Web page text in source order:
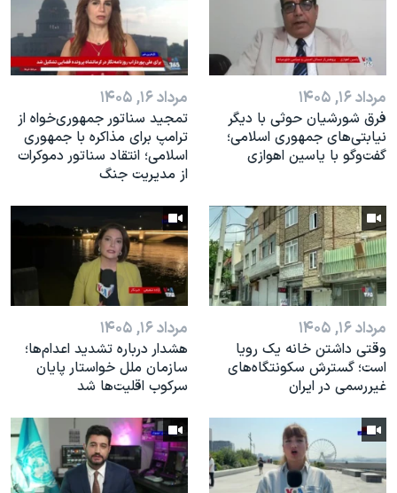
نرگس محمدی برنده جایزه نوبل صلح
همایش محافظه‌کاران آمریکا «سی‌پک»
صفحه‌های ویژه
سفر پرزیدنت ترامپ به چین
مرداد ۱۶, ۱۴۰۵
فرق شورشیان حوثی با دیگر
نیابتی‌های جمهوری اسلامی؛
گفت‌وگو با یاسین اهوازی
مرداد ۱۶, ۱۴۰۵
تمجید سناتور جمهوری‌خواه از
ترامپ برای مذاکره با جمهوری
اسلامی؛ انتقاد سناتور دموکرات
از مدیریت جنگ
مرداد ۱۶, ۱۴۰۵
وقتی داشتن خانه یک رویا
است؛ گسترش سکونتگاه‌های
غیررسمی در ایران
مرداد ۱۶, ۱۴۰۵
هشدار درباره تشدید اعدام‌ها؛
سازمان ملل خواستار پایان
سرکوب اقلیت‌ها شد